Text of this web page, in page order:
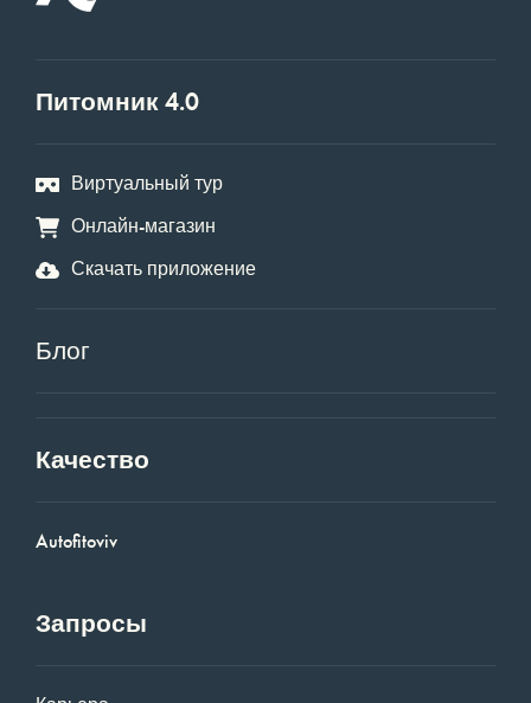
Питомник 4.0
Виртуальный тур
Онлайн-магазин
Скачать приложение
Блог
Качество
Autofitoviv
Запросы